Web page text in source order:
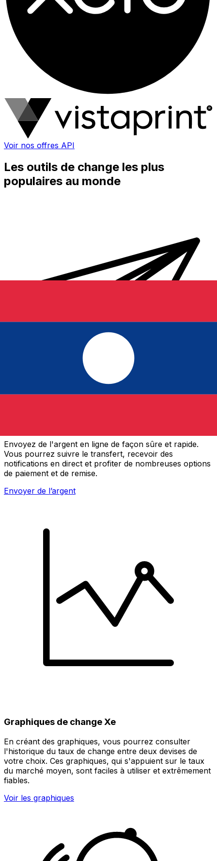
Voir nos offres API
Les outils de change les plus
populaires au monde
Envoyez de l'argent en ligne de façon sûre et rapide.
Vous pourrez suivre le transfert, recevoir des
notifications en direct et profiter de nombreuses options
de paiement et de remise.
Envoyer de l’argent
Graphiques de change Xe
En créant des graphiques, vous pourrez consulter
l'historique du taux de change entre deux devises de
votre choix. Ces graphiques, qui s'appuient sur le taux
du marché moyen, sont faciles à utiliser et extrêmement
fiables.
Voir les graphiques